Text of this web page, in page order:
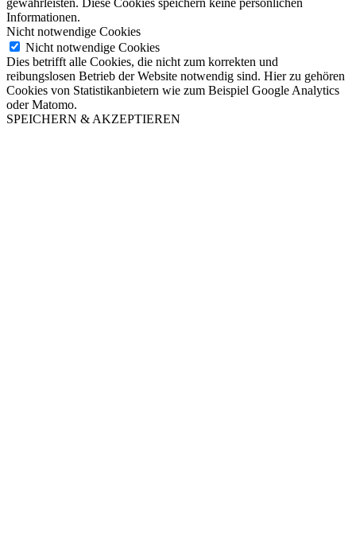
gewährleisten. Diese Cookies speichern keine persönlichen
Informationen.
Nicht notwendige Cookies
Nicht notwendige Cookies
Dies betrifft alle Cookies, die nicht zum korrekten und
reibungslosen Betrieb der Website notwendig sind. Hier zu gehören
Cookies von Statistikanbietern wie zum Beispiel Google Analytics
oder Matomo.
SPEICHERN & AKZEPTIEREN